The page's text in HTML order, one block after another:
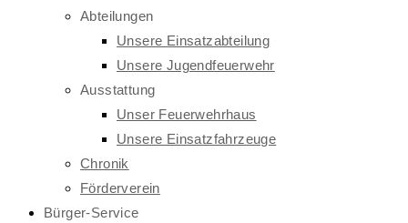
Abteilungen
Unsere Einsatzabteilung
Unsere Jugendfeuerwehr
Ausstattung
Unser Feuerwehrhaus
Unsere Einsatzfahrzeuge
Chronik
Förderverein
Bürger-Service